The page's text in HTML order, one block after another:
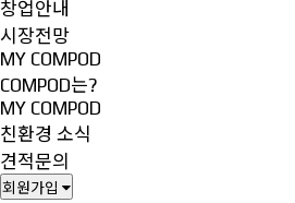
창업안내
시장전망
MY COMPOD
COMPOD는?
MY COMPOD
친환경 소식
견적문의
회원가입